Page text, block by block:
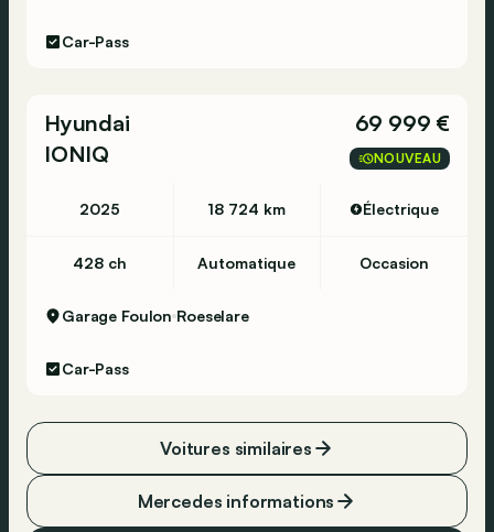
Car-Pass
Hyundai
IONIQ
69 999 €
NOUVEAU
2025 18 724 km Électrique
428 ch Automatique Occasion
Garage Foulon Roeselare
Car-Pass
Mercedes informations
Voitures similaires